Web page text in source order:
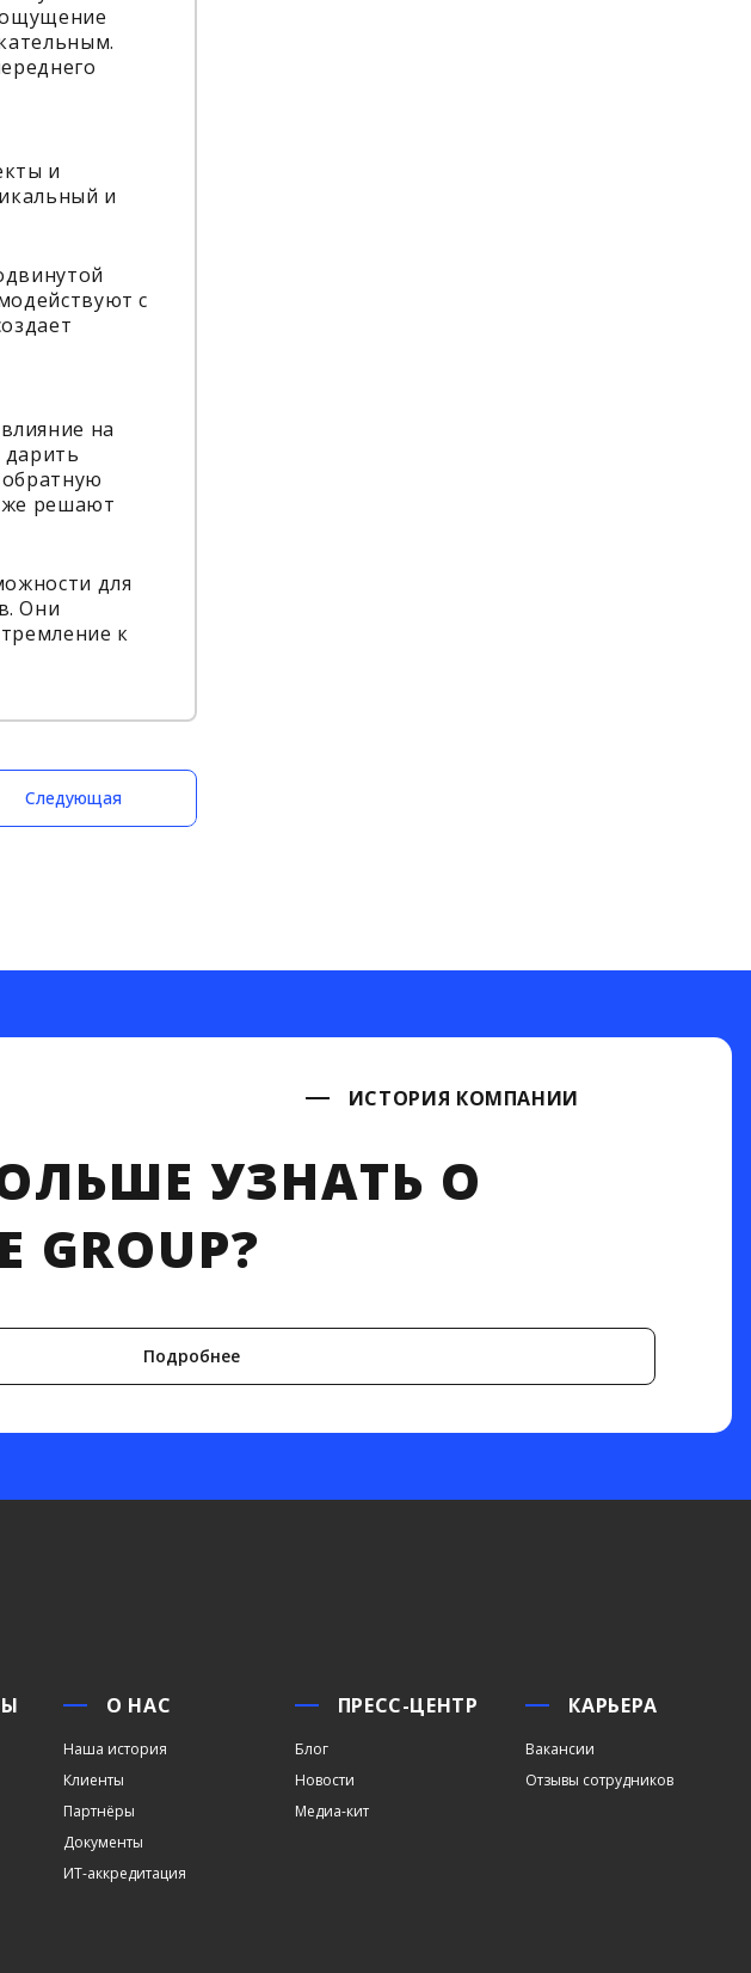
ощущение
и
и
с
на
решают
для
Они
к
Следующая
ИСТОРИЯ КОМПАНИИ
УЗНАТЬ О
GROUP?
Подробнее
О НАС
Наша история
Клиенты
Партнёры
Документы
ИТ-аккредитация
ПРЕСС-ЦЕНТР
Блог
Новости
Медиа-кит
КАРЬЕРА
Вакансии
Отзывы сотрудников